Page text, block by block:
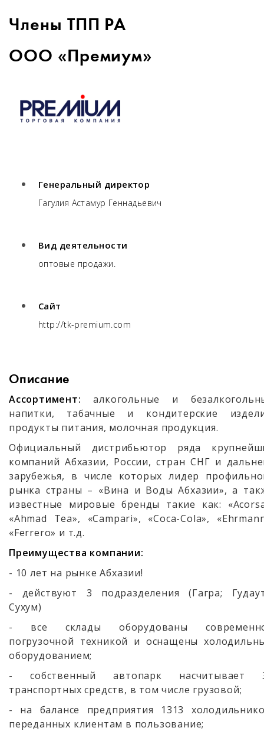
Члены ТПП РА
ООО «Премиум»
Генеральный директор
Гагулия Астамур Геннадьевич
Вид деятельности
оптовые продажи.
Сайт
http://tk-premium.com
Описание
Ассортимент:алкогольные и
напитки, табачные и кондитерские
продукты питания, молочная продукция.
Официальный дистрибьютор ряда
компаний Абхазии, России, стран СНГ и
зарубежья, в числе которых лидер
рынка страны – «Вина и Воды Абхазии», а
известные мировые бренды такие как:
«Ahmad Tea», «Campari», «Coca-Cola»,
«Ferrero» и т.д.
Преимущества компании:
- 10 лет на рынке Абхазии!
- действуют 3 подразделения (Гагра;
Сухум)
- все склады оборудованы
погрузочной техникой и оснащены
оборудованием;
- собственный автопарк насчитывает
транспортных средств, в том числе грузовой;
- на балансе предприятия 1313
переданных клиентам в пользование;